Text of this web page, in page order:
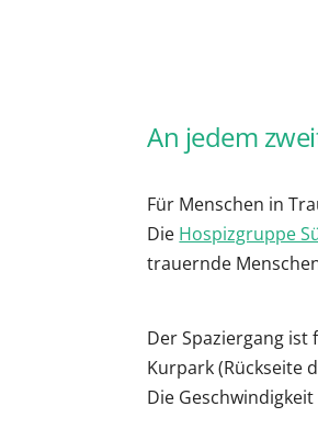
An jedem
Für Menschen in
Die Hospizgruppe
trauernde
Der Spaziergang
Kurpark (Rückseite
Die